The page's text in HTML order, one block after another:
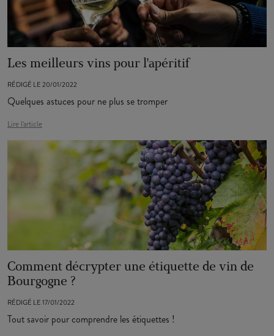
Les meilleurs vins pour l'apéritif
RÉDIGÉ LE 20/01/2022
Quelques astuces pour ne plus se tromper
Lire l'article
Comment décrypter une étiquette de vin de
Bourgogne ?
RÉDIGÉ LE 17/01/2022
Tout savoir pour comprendre les étiquettes !